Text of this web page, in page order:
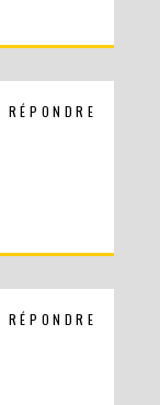
RÉPONDRE
RÉPONDRE